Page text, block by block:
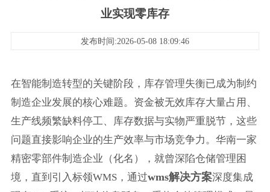
业实现零库存
发布时间:2026-05-08 18:09:46
在智能制造转型的关键阶段，库存管理失衡已成为制约
制造企业发展的核心难题。资金被无效库存大量占用、
生产线频繁缺料停工、库存数据与实物严重脱节，这些
问题直接影响企业的生产效率与市场竞争力。华南一家
精密零部件制造企业（化名），就曾深陷仓储管理困
境，直到引入标领WMS，通过wms解决方案深度集成